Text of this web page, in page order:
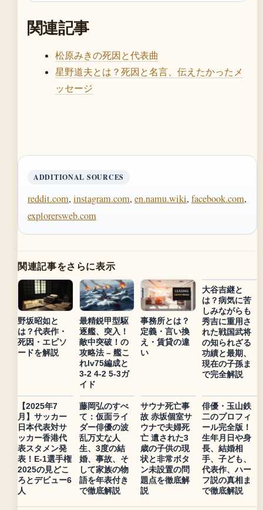
関連記事
松原みきの死因と代表曲
星野道夫とは？死因と名言、伝えたかったメ
ッセージ
ADDITIONAL SOURCES
reddit.com, instagram.com, en.namu.wiki, facebook.com,
explorersweb.com
関連記事をさらに表示
野坂昭如と
は？代表作・
死因・エピソ
ードを解説
最精鋭甲型駆
逐艦、突入！
敵中突破！の
攻略法 – 艦こ
れlv75編成と
3-2 4-2 5-3ガ
イド
事務所とは？
定義・言い換
え・賃貸の違
い
大谷吉継と
は？病気に苦
しみながらも
秀吉に重用さ
れた戦国武将
の知られざる
功績と最期、
現在の子孫ま
で完全解説
【2025年7
月】サッカー
日本代表対サ
ッカー香港代
表スタメン発
表！E-1選手権
2025の見どこ
ろとデビュー6
人
藤岡弘のすべ
て：仮面ライ
ダー俳優の波
乱万丈な人
生、3度の結
婚、事故、そ
して家族の物
語を年表付き
で徹底解説
サウナ死亡事
故 赤坂個室サ
ウナで夫婦死
亡 遺された3
歳の子供の現
状と非常ボタ
ン未設置の問
題点を徹底解
説
俳優・玉山鉄
二のプロフィ
ール完全版！
生年月日や身
長、結婚相
手、子ども、
代表作、ハー
フ説の真相ま
で徹底解説